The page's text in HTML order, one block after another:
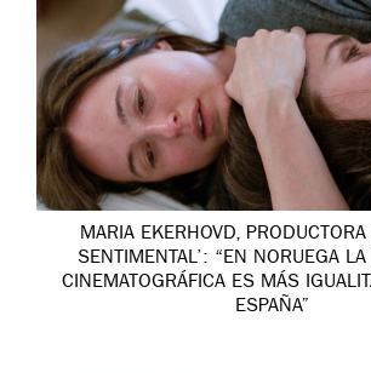
MARIA EKERHOVD, PRODUCTORA
SENTIMENTAL’: “EN NORUEGA
CINEMATOGRÁFICA ES MÁS
ESPAÑA”